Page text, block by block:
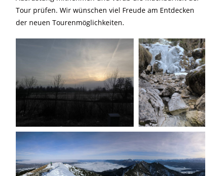
Tour prüfen. Wir wünschen viel Freude am Entdecken
der neuen Tourenmöglichkeiten.